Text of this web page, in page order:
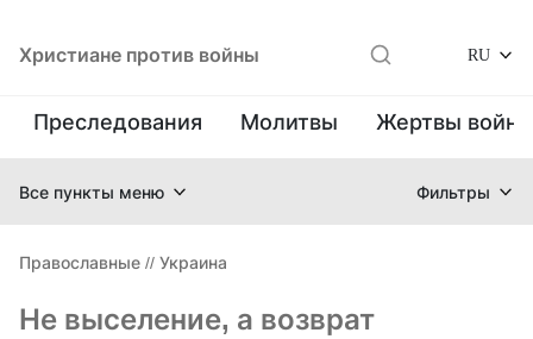
Христиане против войны RU
Преследования Молитвы Жертвы
Все пункты меню Фильтры
Православные // Украина
Не выселение, а возврат